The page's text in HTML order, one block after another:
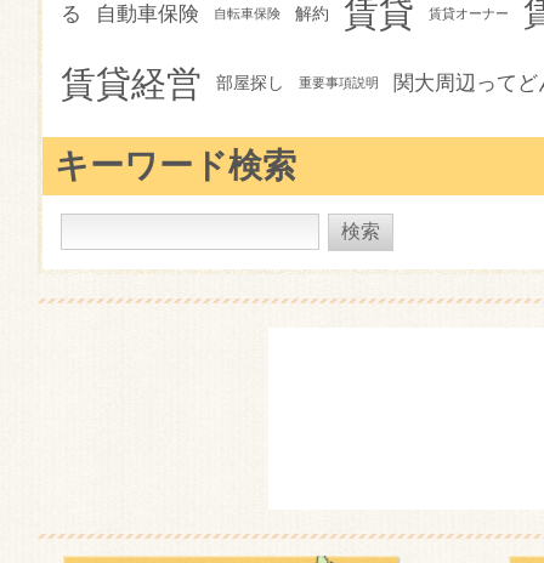
る 自動車保険 自転車保険 解約 賃貸 賃貸オーナー
賃貸経営 部屋探し 重要事項説明 関大周辺って
キーワード検索